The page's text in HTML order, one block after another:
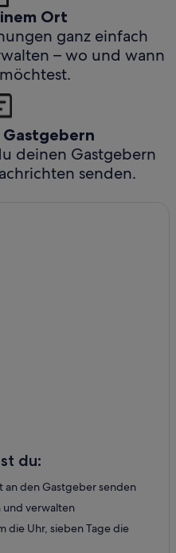
Ort
ganz einfach
– wo und wann
deinen Gastgebern
senden.
du:
an den Gastgeber senden
und verwalten
die Uhr, sieben Tage die